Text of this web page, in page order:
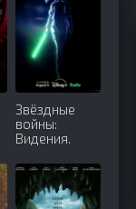
Звёздные
войны:
Видения.
джедай
(2026)